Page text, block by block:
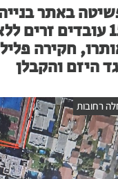
באתר
15 עובדים זרים
חקירה
היזם והקבלן
רחובות